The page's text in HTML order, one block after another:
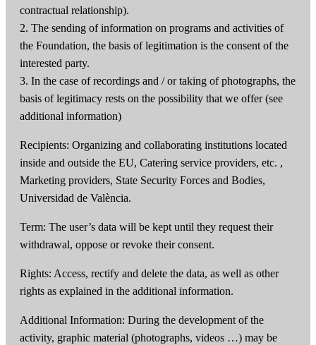
contractual relationship).
2. The sending of information on programs and activities of
the Foundation, the basis of legitimation is the consent of the
interested party.
3. In the case of recordings and / or taking of photographs, the
basis of legitimacy rests on the possibility that we offer (see
additional information)
Recipients: Organizing and collaborating institutions located
inside and outside the EU, Catering service providers, etc. ,
Marketing providers, State Security Forces and Bodies,
Universidad de València.
Term: The user’s data will be kept until they request their
withdrawal, oppose or revoke their consent.
Rights: Access, rectify and delete the data, as well as other
rights as explained in the additional information.
Additional Information: During the development of the
activity, graphic material (photographs, videos …) may be